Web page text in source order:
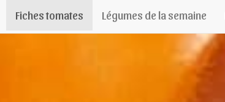
Fiches tomates Légumes de la semaine